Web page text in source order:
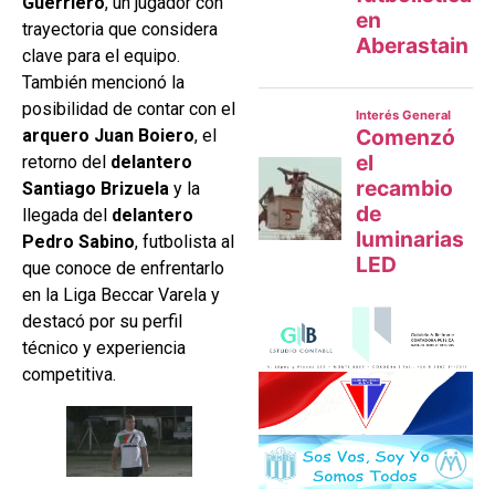
trayectoria que considera
clave para el equipo.
También mencionó la
posibilidad de contar con el
arquero Juan Boiero, el
retorno del delantero
Santiago Brizuela y la
llegada del delantero
Pedro Sabino, futbolista al
que conoce de enfrentarlo
en la Liga Beccar Varela y
destacó por su perfil
técnico y experiencia
competitiva.